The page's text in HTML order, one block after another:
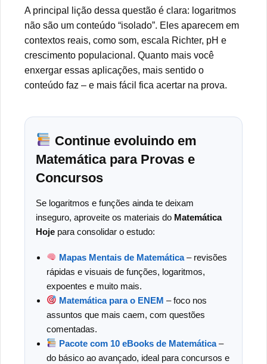
A principal lição dessa questão é clara: logaritmos
não são um conteúdo “isolado”. Eles aparecem em
contextos reais, como som, escala Richter, pH e
crescimento populacional. Quanto mais você
enxergar essas aplicações, mais sentido o
conteúdo faz – e mais fácil fica acertar na prova.
Continue evoluindo em
Matemática para Provas e
Concursos
Se logaritmos e funções ainda te deixam
inseguro, aproveite os materiais do Matemática
Hoje para consolidar o estudo:
Mapas Mentais de Matemática– revisões
rápidas e visuais de funções, logaritmos,
expoentes e muito mais.
Matemática para o ENEM– foco nos
assuntos que mais caem, com questões
comentadas.
Pacote com 10 eBooks de Matemática–
do básico ao avançado, ideal para concursos e